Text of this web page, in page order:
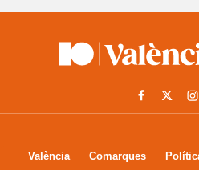
València Comarques